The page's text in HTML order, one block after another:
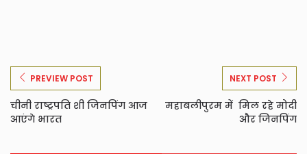
PREVIEW POST
चीनी राष्ट्रपति शी जिनपिंग आज
आएंगे भारत
NEXT POST
महाबलीपुरम में मिल रहे मोदी
और जिनपिंग